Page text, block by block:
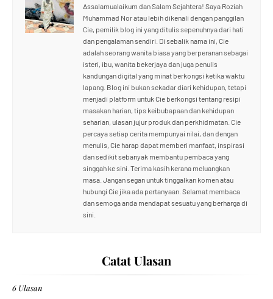
Assalamualaikum dan Salam Sejahtera! Saya Roziah
Muhammad Nor atau lebih dikenali dengan panggilan
Cie, pemilik blog ini yang ditulis sepenuhnya dari hati
dan pengalaman sendiri. Di sebalik nama ini, Cie
adalah seorang wanita biasa yang berperanan sebagai
isteri, ibu, wanita bekerjaya dan juga penulis
kandungan digital yang minat berkongsi ketika waktu
lapang. Blog ini bukan sekadar diari kehidupan, tetapi
menjadi platform untuk Cie berkongsi tentang resipi
masakan harian, tips keibubapaan dan kehidupan
seharian, ulasan jujur produk dan perkhidmatan. Cie
percaya setiap cerita mempunyai nilai, dan dengan
menulis, Cie harap dapat memberi manfaat, inspirasi
dan sedikit sebanyak membantu pembaca yang
singgah ke sini. Terima kasih kerana meluangkan
masa. Jangan segan untuk tinggalkan komen atau
hubungi Cie jika ada pertanyaan. Selamat membaca
dan semoga anda mendapat sesuatu yang berharga di
sini.
Catat Ulasan
6 Ulasan